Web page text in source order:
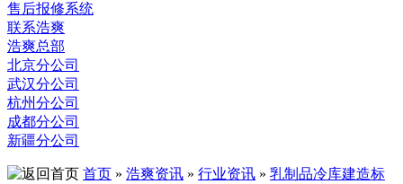
售后报修系统
联系浩爽
浩爽总部
北京分公司
武汉分公司
杭州分公司
成都分公司
新疆分公司
首页 » 浩爽资讯 » 行业资讯 » 乳制品冷库建造标